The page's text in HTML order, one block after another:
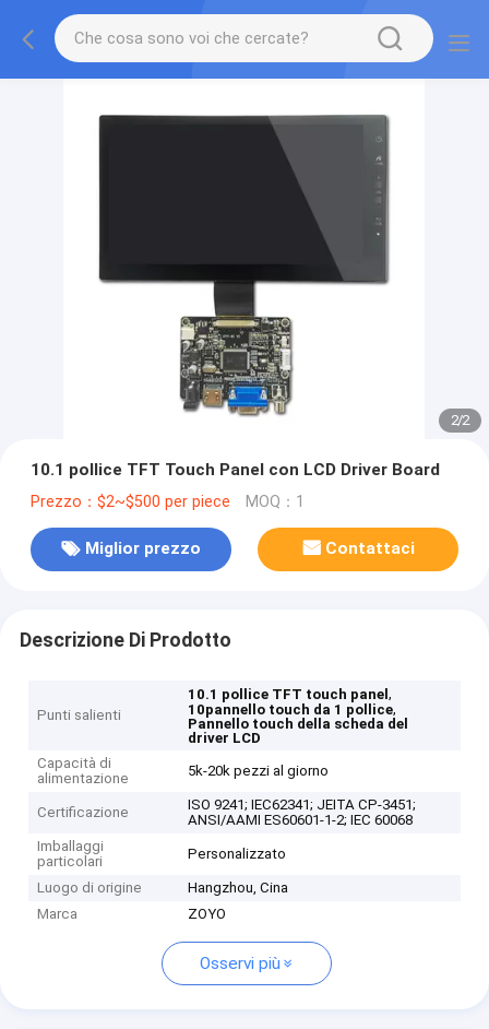
2/2
10.1 pollice TFT Touch Panel con LCD Driver Board
Prezzo：$2~$500 per piece MOQ：1
Miglior prezzo Contattaci
Descrizione Di Prodotto
Punti salienti
10.1 pollice TFT touch panel,
10pannello touch da 1 pollice,
Pannello touch della scheda del
driver LCD
Capacità di
alimentazione
5k-20k pezzi al giorno
Certificazione
ISO 9241; IEC62341; JEITA CP-3451;
ANSI/AAMI ES60601-1-2; IEC 60068
Imballaggi
particolari
Personalizzato
Luogo di origine
Hangzhou, Cina
Marca
ZOYO
Osservi più